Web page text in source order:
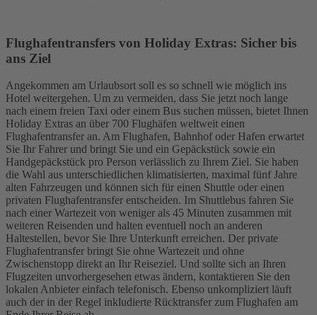
Flughafentransfers von Holiday Extras: Sicher bis
ans Ziel
Angekommen am Urlaubsort soll es so schnell wie möglich ins
Hotel weitergehen. Um zu vermeiden, dass Sie jetzt noch lange
nach einem freien Taxi oder einem Bus suchen müssen, bietet Ihnen
Holiday Extras an über 700 Flughäfen weltweit einen
Flughafentransfer an. Am Flughafen, Bahnhof oder Hafen erwartet
Sie Ihr Fahrer und bringt Sie und ein Gepäckstück sowie ein
Handgepäckstück pro Person verlässlich zu Ihrem Ziel. Sie haben
die Wahl aus unterschiedlichen klimatisierten, maximal fünf Jahre
alten Fahrzeugen und können sich für einen Shuttle oder einen
privaten Flughafentransfer entscheiden. Im Shuttlebus fahren Sie
nach einer Wartezeit von weniger als 45 Minuten zusammen mit
weiteren Reisenden und halten eventuell noch an anderen
Haltestellen, bevor Sie Ihre Unterkunft erreichen. Der private
Flughafentransfer bringt Sie ohne Wartezeit und ohne
Zwischenstopp direkt an Ihr Reiseziel. Und sollte sich an Ihren
Flugzeiten unvorhergesehen etwas ändern, kontaktieren Sie den
lokalen Anbieter einfach telefonisch. Ebenso unkompliziert läuft
auch der in der Regel inkludierte Rücktransfer zum Flughafen am